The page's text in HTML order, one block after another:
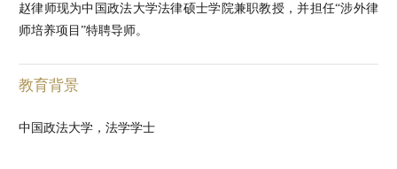
赵律师现为中国政法大学法律硕士学院兼职教授，并担任“涉外律
师培养项目”特聘导师。
教育背景
中国政法大学，法学学士